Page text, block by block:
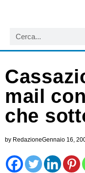
mail
che
by RedazioneGennaio 16,